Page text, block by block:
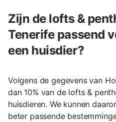
Zijn de lofts &
Tenerife passend
een huisdier?
Volgens de gegevens van
dan 10% van de lofts &
huisdieren. We kunnen
beter passende